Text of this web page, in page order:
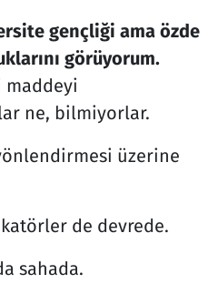
gençliği ama özde
görüyorum.
ne, bilmiyorlar.
üzerine
de devrede.
sahada.